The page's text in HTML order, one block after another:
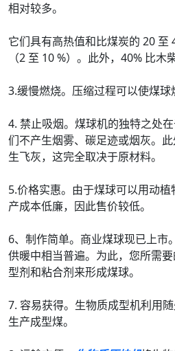
相对较多。
它们具有高热值和比煤炭的 20 至
（2 至 10 %）。此外，40% 比木
3.缓慢燃烧。压缩过程可以使煤球
4. 禁止吸烟。煤球机的独特之处
们不产生烟雾、碳足迹或烟灰。
生飞灰，这完全取决于原材料。
5.价格实惠。由于煤球可以用动
产成本低廉，因此售价较低。
6、制作简单。商业煤球现已上市
供暖中相当普遍。为此，您所需
型剂和粘合剂来形成煤球。
7. 容易获得。生物质成型机利用
生产成型煤。